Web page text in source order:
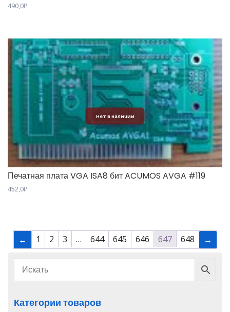
490,0₽
Нет в наличии
Печатная плата VGA ISA8 бит ACUMOS AVGA #119
452,0₽
← 1 2 3 … 644 645 646 647 648 →
Категории товаров